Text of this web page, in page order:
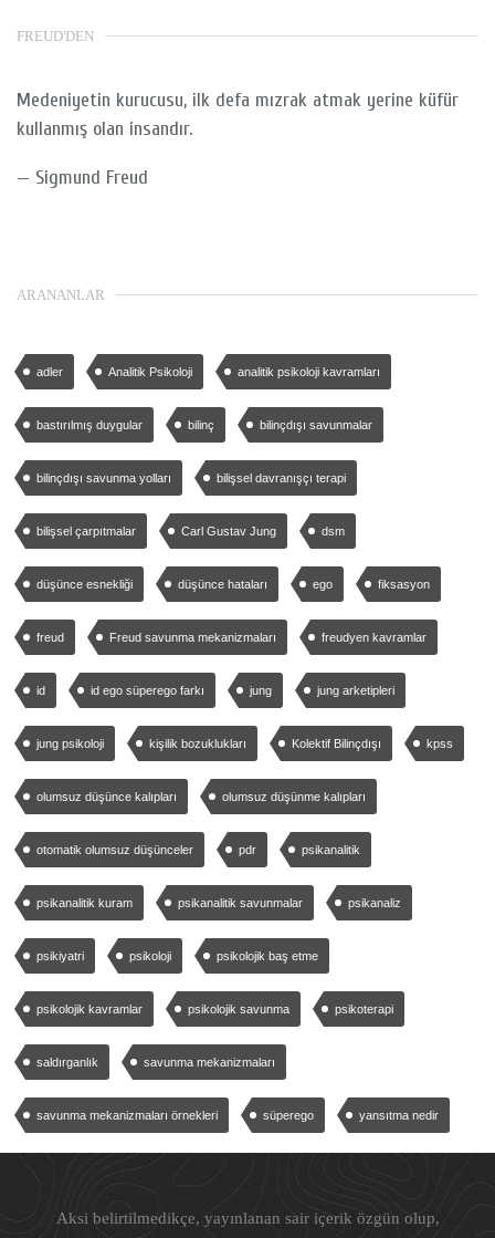
FREUD'DEN
Medeniyetin kurucusu, ilk defa mızrak atmak yerine küfür
kullanmış olan insandır.
— Sigmund Freud
ARANANLAR
adler Analitik Psikoloji analitik psikoloji kavramları
bastırılmış duygular bilinç bilinçdışı savunmalar
bilinçdışı savunma yolları bilişsel davranışçı terapi
bilişsel çarpıtmalar Carl Gustav Jung dsm
düşünce esnekliği düşünce hataları ego fiksasyon
freud Freud savunma mekanizmaları freudyen kavramlar
id id ego süperego farkı jung jung arketipleri
jung psikoloji kişilik bozuklukları Kolektif Bilinçdışı kpss
olumsuz düşünce kalıpları olumsuz düşünme kalıpları
otomatik olumsuz düşünceler pdr psikanalitik
psikanalitik kuram psikanalitik savunmalar psikanaliz
psikiyatri psikoloji psikolojik baş etme
psikolojik kavramlar psikolojik savunma psikoterapi
saldırganlık savunma mekanizmaları
savunma mekanizmaları örnekleri süperego yansıtma nedir
Aksi belirtilmedikçe, yayınlanan sair içerik özgün olup,